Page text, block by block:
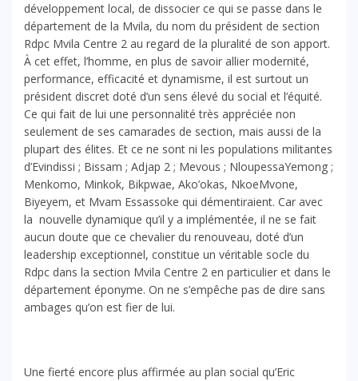
développement local, de dissocier ce qui se passe dans le
département de la Mvila, du nom du président de section
Rdpc Mvila Centre 2 au regard de la pluralité de son apport.
À cet effet, l’homme, en plus de savoir allier modernité,
performance, efficacité et dynamisme, il est surtout un
président discret doté d’un sens élevé du social et l’équité.
Ce qui fait de lui une personnalité très appréciée non
seulement de ses camarades de section, mais aussi de la
plupart des élites. Et ce ne sont ni les populations militantes
d’Evindissi ; Bissam ; Adjap 2 ; Mevous ; NloupessaYemong ;
Menkomo, Minkok, Bikpwae, Ako’okas, NkoeMvone,
Biyeyem, et Mvam Essassoke qui démentiraient. Car avec
la nouvelle dynamique qu’il y a implémentée, il ne se fait
aucun doute que ce chevalier du renouveau, doté d’un
leadership exceptionnel, constitue un véritable socle du
Rdpc dans la section Mvila Centre 2 en particulier et dans le
département éponyme. On ne s’empêche pas de dire sans
ambages qu’on est fier de lui.
Une fierté encore plus affirmée au plan social qu’Eric